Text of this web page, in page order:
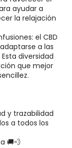
ayudar a
la relajación
el CBD
a las
diversidad
que mejor
y trazabilidad
a todos los
🚚💨